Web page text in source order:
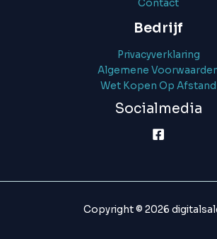
Contact
Bedrijf
Privacyverklaring
Algemene
Wet Kopen Op Afstand
Socialmedia
Copyright © 2026